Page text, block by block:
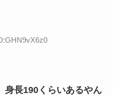
身長190くらいあるやん